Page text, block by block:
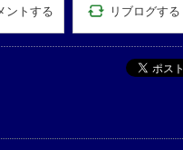
ントする リブログする
ポスト